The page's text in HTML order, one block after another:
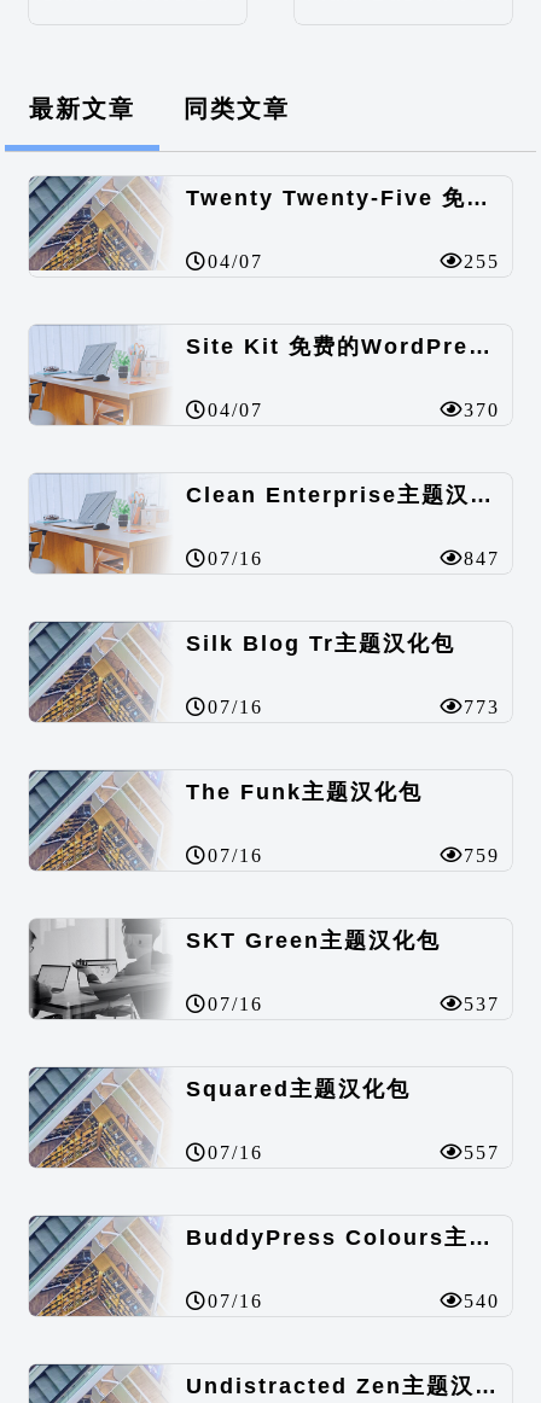
最新文章 同类文章
Twenty Twenty-Five 免费的WordPress内容主题
04/07 255
Site Kit 免费的WordPress数据统计插件
04/07 370
Clean Enterprise主题汉化包
07/16 847
Silk Blog Tr主题汉化包
07/16 773
The Funk主题汉化包
07/16 759
SKT Green主题汉化包
07/16 537
Squared主题汉化包
07/16 557
BuddyPress Colours主题汉化包
07/16 540
Undistracted Zen主题汉化包